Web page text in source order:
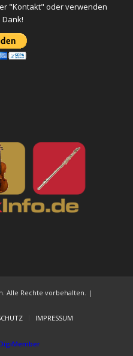
"Kontakt" oder verwenden
Alle Rechte vorbehalten. |
IMPRESSUM